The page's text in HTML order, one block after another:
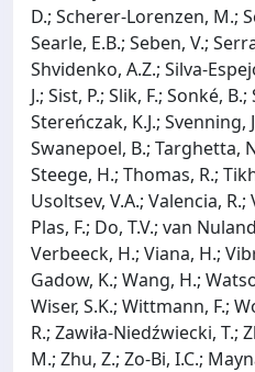
D.; Scherer-Lorenzen, M.;
Searle, E.B.; Seben, V.;
Shvidenko, A.Z.; Silva-
J.; Sist, P.; Slik, F.; Sonké,
Stereńczak, K.J.; Svenning,
Swanepoel, B.; Targhetta,
Steege, H.; Thomas, R.;
Usoltsev, V.A.; Valencia,
Plas, F.; Do, T.V.; van
Verbeeck, H.; Viana, H.;
Gadow, K.; Wang, H.;
Wiser, S.K.; Wittmann, F.;
R.; Zawiła-Niedźwiecki, T.;
M.; Zhu, Z.; Zo-Bi, I.C.;